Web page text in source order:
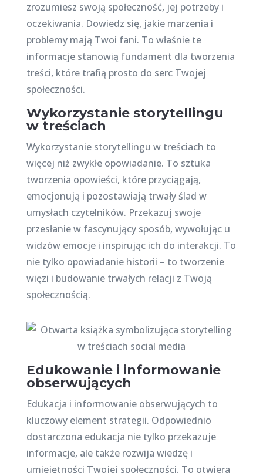
zrozumiesz swoją społeczność, jej potrzeby i
oczekiwania. Dowiedz się, jakie marzenia i
problemy mają Twoi fani. To właśnie te
informacje stanowią fundament dla tworzenia
treści, które trafią prosto do serc Twojej
społeczności.
Wykorzystanie storytellingu
w treściach
Wykorzystanie storytellingu w treściach to
więcej niż zwykłe opowiadanie. To sztuka
tworzenia opowieści, które przyciągają,
emocjonują i pozostawiają trwały ślad w
umysłach czytelników. Przekazuj swoje
przesłanie w fascynujący sposób, wywołując u
widzów emocje i inspirując ich do interakcji. To
nie tylko opowiadanie historii – to tworzenie
więzi i budowanie trwałych relacji z Twoją
społecznością.
Edukowanie i informowanie
obserwujących
Edukacja i informowanie obserwujących to
kluczowy element strategii. Odpowiednio
dostarczona edukacja nie tylko przekazuje
informacje, ale także rozwija wiedzę i
umiejętności Twojej społeczności. To otwiera